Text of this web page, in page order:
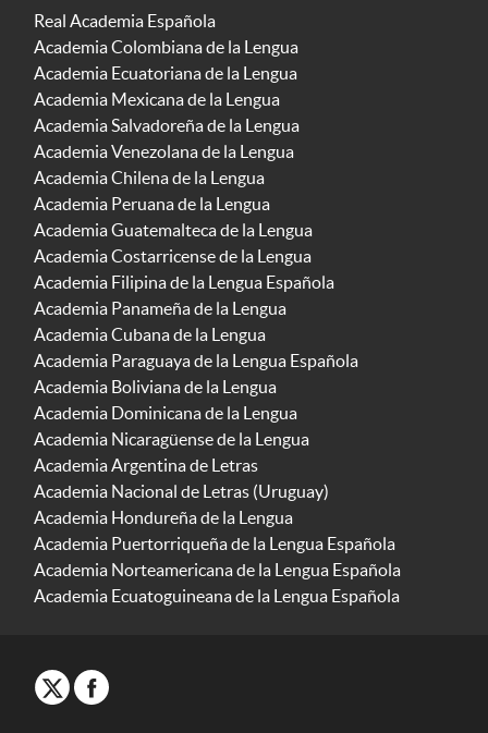
Real Academia Española
Academia Colombiana de la Lengua
Academia Ecuatoriana de la Lengua
Academia Mexicana de la Lengua
Academia Salvadoreña de la Lengua
Academia Venezolana de la Lengua
Academia Chilena de la Lengua
Academia Peruana de la Lengua
Academia Guatemalteca de la Lengua
Academia Costarricense de la Lengua
Academia Filipina de la Lengua Española
Academia Panameña de la Lengua
Academia Cubana de la Lengua
Academia Paraguaya de la Lengua Española
Academia Boliviana de la Lengua
Academia Dominicana de la Lengua
Academia Nicaragüense de la Lengua
Academia Argentina de Letras
Academia Nacional de Letras (Uruguay)
Academia Hondureña de la Lengua
Academia Puertorriqueña de la Lengua Española
Academia Norteamericana de la Lengua Española
Academia Ecuatoguineana de la Lengua Española